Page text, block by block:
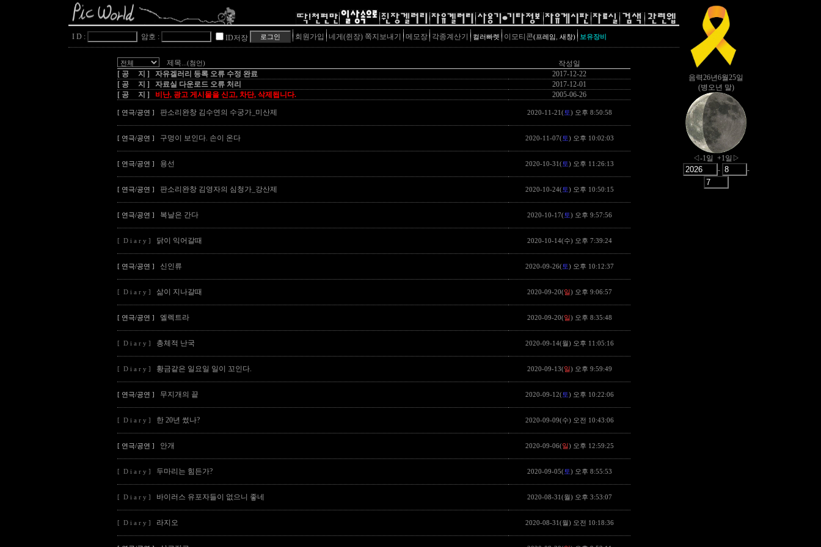
I D : 암호 : ID저장 회원가입 네게(쥔장) 쪽지보내기 메모장 각종계산기 컬러빠렛 이모티콘(프레임, 새창) 보유장비
제목 ...(첨언)
작성일
[ 공 지 ] 자유겔러리 등록 오류 수정 완료
2017-12-22
[ 공 지 ] 자료실 다운로드 오류 처리
2017-12-01
[ 공 지 ] 비난, 광고 게시물을 신고, 차단, 삭제됩니다. 2005-06-26
[ 연극/공연 ] 판소리완창 김수연의 수궁가_미산제 2020-11-21( 토) 오후 8:50:58
[ 연극/공연 ] 구멍이 보인다. 손이 온다 2020-11-07( 토) 오후 10:02:03
[ 연극/공연 ] 용선 2020-10-31( 토) 오후 11:26:13
[ 연극/공연 ] 판소리완창 김영자의 심청가_강산제 2020-10-24( 토) 오후 10:50:15
[ 연극/공연 ] 복날은 간다 2020-10-17( 토) 오후 9:57:56
[ D i a r y ] 닭이 익어갈때 2020-10-14(수) 오후 7:39:24
[ 연극/공연 ] 신인류 2020-09-26( 토) 오후 10:12:37
[ D i a r y ] 삶이 지나갈때 2020-09-20(일) 오후 9:06:57
[ 연극/공연 ] 엘렉트라 2020-09-20(일) 오후 8:35:48
[ D i a r y ] 총체적 난국 2020-09-14(월) 오후 11:05:16
[ D i a r y ] 황금같은 일요일 일이 꼬인다. 2020-09-13(일) 오후 9:59:49
[ 연극/공연 ] 무지개의 끝 2020-09-12( 토) 오후 10:22:06
[ D i a r y ] 한 20년 썼나? 2020-09-09(수) 오전 10:43:06
[ 연극/공연 ] 안개 2020-09-06(일) 오후 12:59:25
[ D i a r y ] 두마리는 힘든가? 2020-09-05( 토) 오후 8:55:53
[ D i a r y ] 바이러스 유포자들이 없으니 좋네 2020-08-31(월) 오후 3:53:07
[ D i a r y ] 라지오 2020-08-31(월) 오전 10:18:36